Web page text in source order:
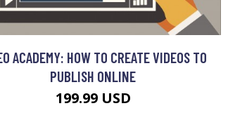
ACADEMY: HOW TO CREATE VIDEOS TO
PUBLISH ONLINE
199.99 USD